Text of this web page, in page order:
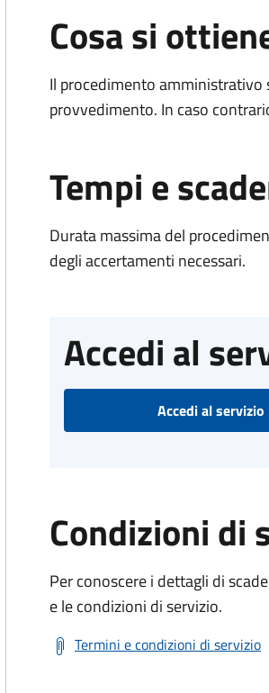
Cosa si
Il procedimento amministrativo
provvedimento. In caso
Tempi e
Durata massima del
degli accertamenti necessari.
Accedi al
Accedi al servizio
Condizioni di
Per conoscere i dettagli di
e le condizioni di servizio.
Termini e condizioni di servizio